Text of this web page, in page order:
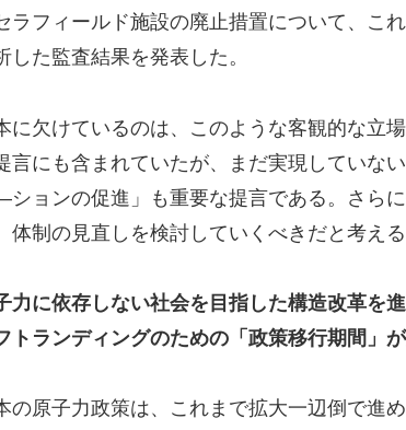
ラフィールド施設の廃止措置について、こ
した監査結果を発表した。
に欠けているのは、このような客観的な立
言にも含まれていたが、まだ実現していな
ョンの促進」も重要な提言である。さら
体制の見直しを検討していくべきだと考える
力に依存しない社会を目指した構造改革を進
トランディングのための「政策移行期間」
の原子力政策は、これまで拡大一辺倒で進